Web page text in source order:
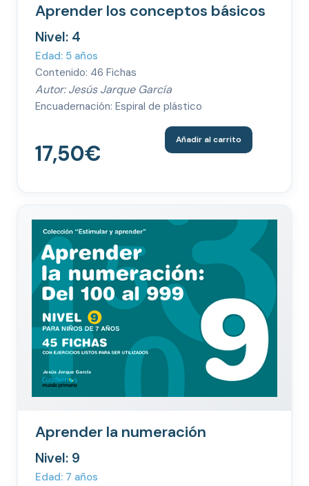
Aprender los conceptos básicos
Nivel: 4
Edad: 5 años
Contenido: 46 Fichas
Autor: Jesús Jarque García
Encuadernación: Espiral de plástico
17,50€
Añadir al carrito
Aprender la numeración
Nivel: 9
Edad: 7 años